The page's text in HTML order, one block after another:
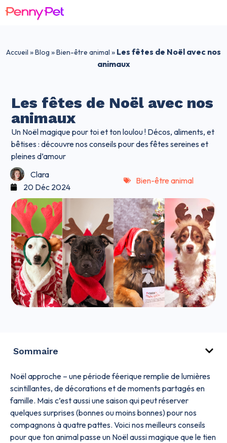
Accueil »Blog »Bien-être animal » Les fêtes de Noël avec nos
animaux
Les fêtes de Noël avec nos
animaux
Un Noël magique pour toi et ton loulou ! Décos, aliments, et
bêtises : découvre nos conseils pour des fêtes sereines et
pleines d’amour
Clara
20 Déc 2024
Bien-être animal
Sommaire
Noël approche – une période féerique remplie de lumières
scintillantes, de décorations et de moments partagés en
famille. Mais c’est aussi une saison qui peut réserver
quelques surprises (bonnes ou moins bonnes) pour nos
compagnons à quatre pattes. Voici nos meilleurs conseils
pour que ton animal passe un Noël aussi magique que le tien